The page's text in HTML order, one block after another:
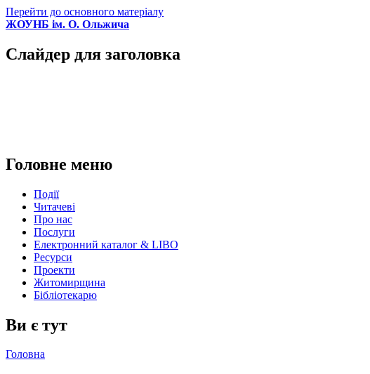
Перейти до основного матеріалу
ЖОУНБ ім. О. Ольжича
Слайдер для заголовка
Головне меню
Події
Читачеві
Про нас
Послуги
Електронний каталог & LIBO
Ресурси
Проекти
Житомирщина
Бібліотекарю
Ви є тут
Головна